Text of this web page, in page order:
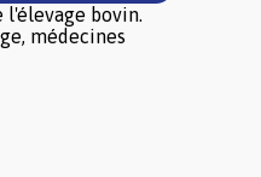
l'élevage bovin.
médecines